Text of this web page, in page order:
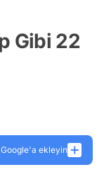
Gibi 22
Google'a ekleyin